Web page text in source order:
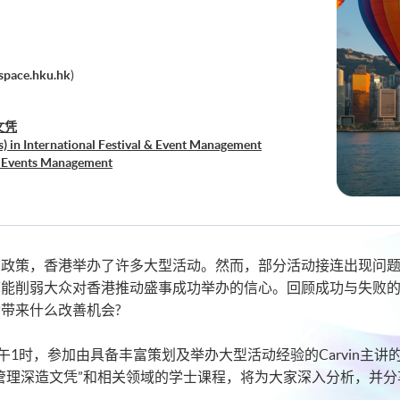
)
凭
in International Festival & Event Management
Management
策，香港举办了许多大型活动。然而，部分活动接连出现问
削弱大众对香港推动盛事成功举办的信心。回顾成功与失败
来什么改善机会?
1时，参加由具备丰富策划及举办大型活动经验的Carvin主讲
理深造文凭”和相关领域的学士课程，将为大家深入分析，并